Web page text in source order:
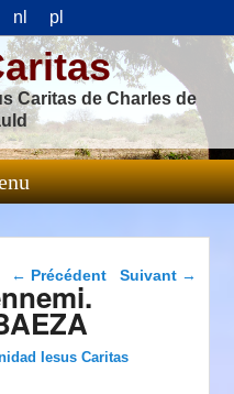
nl pl
Caritas de Charles de
Navigation dans les
← Précédent Suivant →
Iesus Caritas